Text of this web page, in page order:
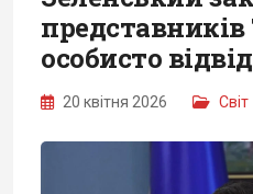
особисто
20 квітня 2026 Світ